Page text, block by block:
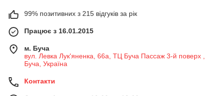
99% позитивних з 215 відгуків за рік
Працює з 16.01.2015
м. Буча
вул. Левка Лук'яненка, 66а, ТЦ Буча Пассаж 3-й поверх ,
Буча, Україна
Контакти